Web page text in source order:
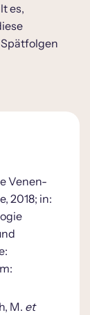
es,
Venen-
2018; in:
M. et